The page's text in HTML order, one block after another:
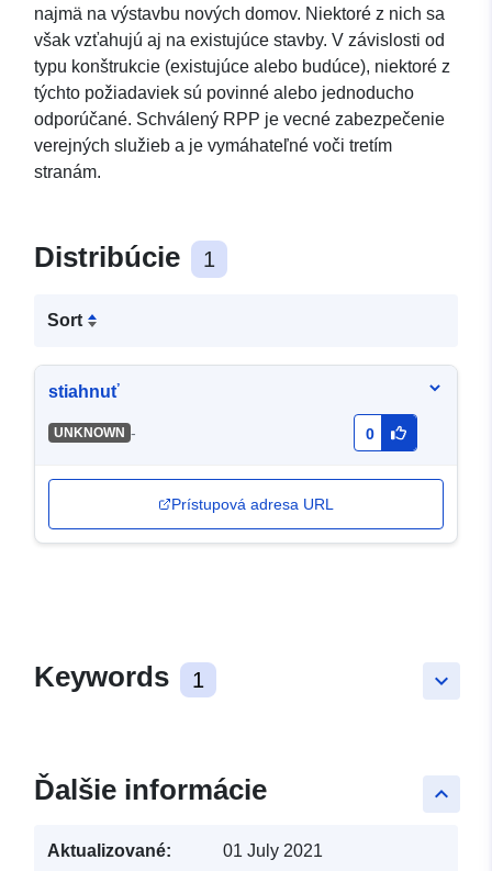
najmä na výstavbu nových domov. Niektoré z nich sa
však vzťahujú aj na existujúce stavby. V závislosti od
typu konštrukcie (existujúce alebo budúce), niektoré z
týchto požiadaviek sú povinné alebo jednoducho
odporúčané. Schválený RPP je vecné zabezpečenie
verejných služieb a je vymáhateľné voči tretím
stranám.
Distribúcie 1
Sort
stiahnuť
UNKNOWN - 0
Prístupová adresa URL
keyboard_arrow_down
Keywords 1
keyboard_arrow_up
Ďalšie informácie
Aktualizované: 01 July 2021